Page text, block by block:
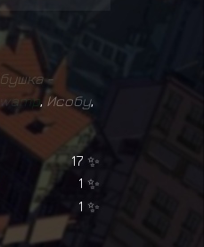
бушка -
wamp ,Исобу,
17 ✨
1 ✨
1 ✨